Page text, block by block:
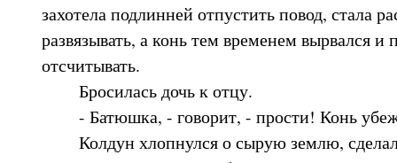
захотела подлинней отпустить повод, стала
развязывать, а конь тем временем вырвался и
отсчитывать.
Бросилась дочь к отцу.
- Батюшка, - говорит, - прости! Конь
Колдун хлопнулся о сырую землю,